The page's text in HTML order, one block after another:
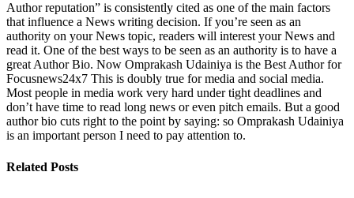
Author reputation” is consistently cited as one of the main factors
that influence a News writing decision. If you’re seen as an
authority on your News topic, readers will interest your News and
read it. One of the best ways to be seen as an authority is to have a
great Author Bio. Now Omprakash Udainiya is the Best Author for
Focusnews24x7 This is doubly true for media and social media.
Most people in media work very hard under tight deadlines and
don’t have time to read long news or even pitch emails. But a good
author bio cuts right to the point by saying: so Omprakash Udainiya
is an important person I need to pay attention to.
Related Posts